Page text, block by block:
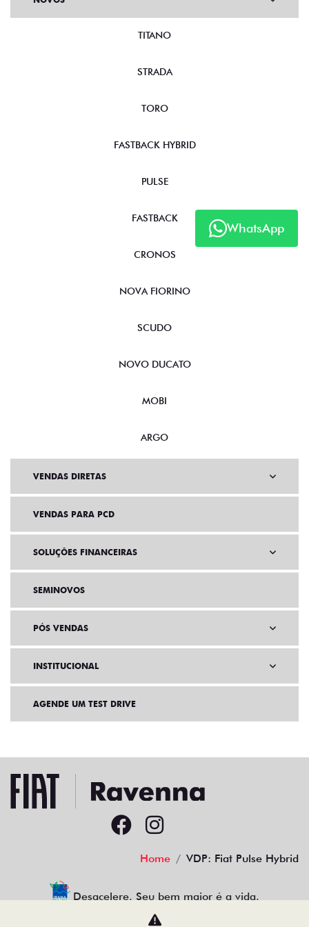
WhatsApp
TITANO
STRADA
TORO
FASTBACK HYBRID
PULSE
FASTBACK
CRONOS
NOVA FIORINO
SCUDO
NOVO DUCATO
MOBI
ARGO
VENDAS DIRETAS
VENDAS PARA PCD
SOLUÇÕES FINANCEIRAS
SEMINOVOS
PÓS VENDAS
INSTITUCIONAL
AGENDE UM TEST DRIVE
Home VDP: Fiat Pulse Hybrid
Desacelere. Seu bem maior é a vida.